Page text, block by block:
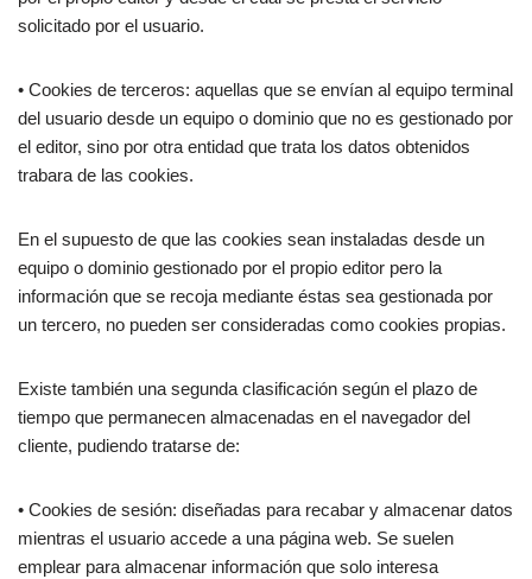
solicitado por el usuario.
• Cookies de terceros: aquellas que se envían al equipo terminal
del usuario desde un equipo o dominio que no es gestionado por
el editor, sino por otra entidad que trata los datos obtenidos
trabara de las cookies.
En el supuesto de que las cookies sean instaladas desde un
equipo o dominio gestionado por el propio editor pero la
información que se recoja mediante éstas sea gestionada por
un tercero, no pueden ser consideradas como cookies propias.
Existe también una segunda clasificación según el plazo de
tiempo que permanecen almacenadas en el navegador del
cliente, pudiendo tratarse de:
• Cookies de sesión: diseñadas para recabar y almacenar datos
mientras el usuario accede a una página web. Se suelen
emplear para almacenar información que solo interesa